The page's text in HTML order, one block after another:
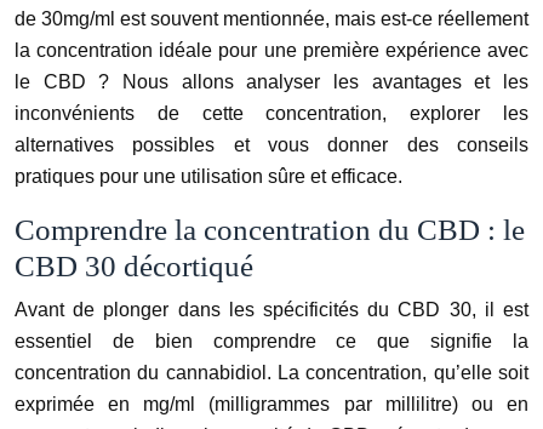
de 30mg/ml est souvent mentionnée, mais est-ce réellement
la concentration idéale pour une première expérience avec
le CBD ? Nous allons analyser les avantages et les
inconvénients de cette concentration, explorer les
alternatives possibles et vous donner des conseils
pratiques pour une utilisation sûre et efficace.
Comprendre la concentration du CBD : le
CBD 30 décortiqué
Avant de plonger dans les spécificités du CBD 30, il est
essentiel de bien comprendre ce que signifie la
concentration du cannabidiol. La concentration, qu’elle soit
exprimée en mg/ml (milligrammes par millilitre) ou en